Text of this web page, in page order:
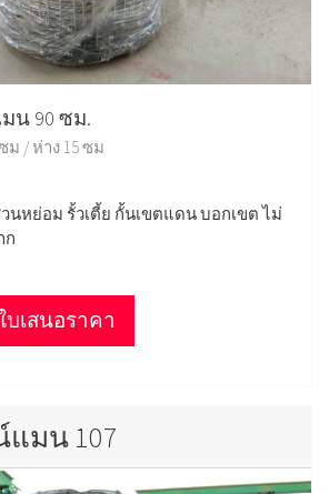
น 90 ซม.
ม / ห่าง 15 ซม
นหย่อม รั้วเตี้ย กั้นเขตแดน บอกเขต ไม่
ก
เสนอราคา
มน 107